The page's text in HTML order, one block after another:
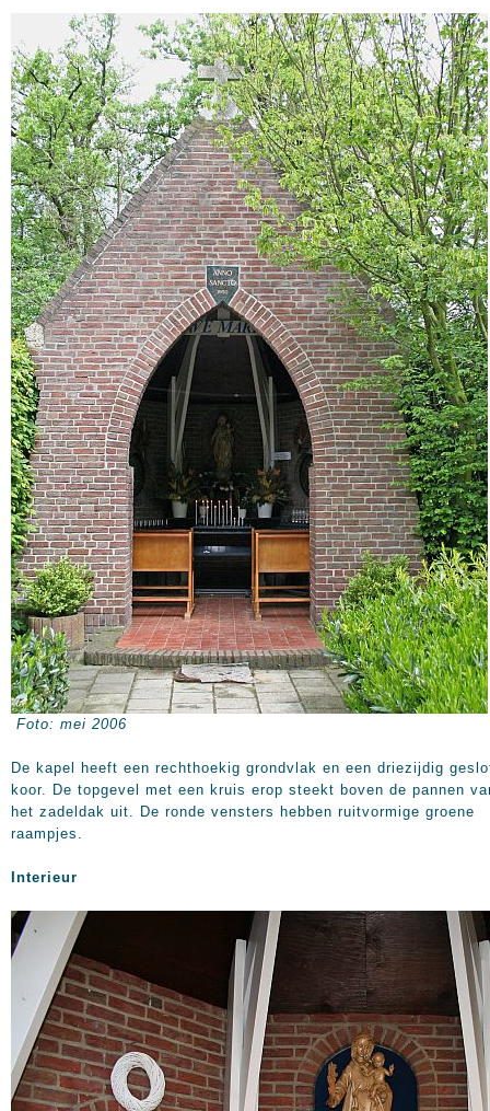
Foto: mei 2006
De kapel heeft een rechthoekig grondvlak en een driezijdig
koor. De topgevel met een kruis erop steekt boven de pannen
het zadeldak uit. De ronde vensters hebben ruitvormige groene
raampjes.
Interieur